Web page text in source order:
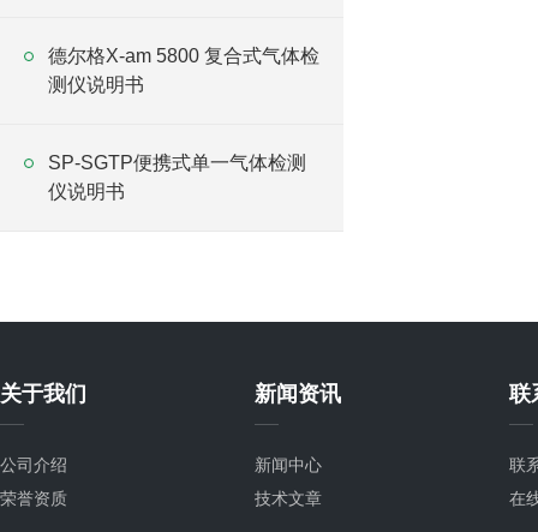
德尔格X-am 5800 复合式气体检
测仪说明书
SP-SGTP便携式单一气体检测
仪说明书
关于我们
公司介绍
荣誉资质
新闻资讯
新闻中心
技术文章
联
联
在